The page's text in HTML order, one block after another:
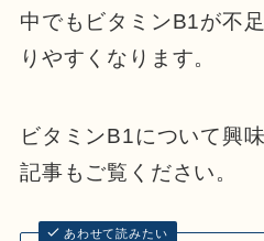
中でもビタミンB1が不
りやすくなります。
ビタミンB1について興
記事もご覧ください。
あわせて読みたい